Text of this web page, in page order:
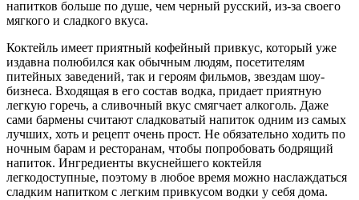
напитков больше по душе, чем черный русский, из-за своего
мягкого и сладкого вкуса.
Коктейль имеет приятный кофейный привкус, который уже
издавна полюбился как обычным людям, посетителям
питейных заведений, так и героям фильмов, звездам шоу-
бизнеса. Входящая в его состав водка, придает приятную
легкую горечь, а сливочный вкус смягчает алкоголь. Даже
сами бармены считают сладковатый напиток одним из самых
лучших, хоть и рецепт очень прост. Не обязательно ходить по
ночным барам и ресторанам, чтобы попробовать бодрящий
напиток. Ингредиенты вкуснейшего коктейля
легкодоступные, поэтому в любое время можно наслаждаться
сладким напитком с легким привкусом водки у себя дома.